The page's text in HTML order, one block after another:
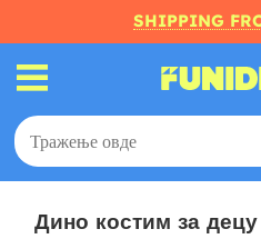
SHIPPING
Дино костим за